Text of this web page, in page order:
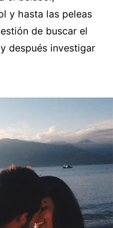
y hasta las peleas
de buscar el
después investigar